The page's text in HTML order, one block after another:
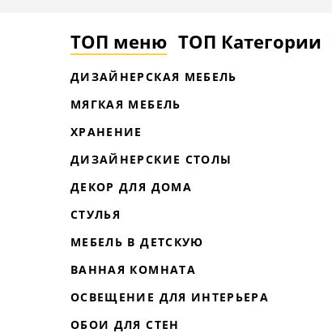
ТОП меню ТОП Категории
ДИЗАЙНЕРСКАЯ МЕБЕЛЬ
МЯГКАЯ МЕБЕЛЬ
ХРАНЕНИЕ
ДИЗАЙНЕРСКИЕ СТОЛЫ
ДЕКОР ДЛЯ ДОМА
СТУЛЬЯ
МЕБЕЛЬ В ДЕТСКУЮ
ВАННАЯ КОМНАТА
ОСВЕЩЕНИЕ ДЛЯ ИНТЕРЬЕРА
ОБОИ ДЛЯ СТЕН